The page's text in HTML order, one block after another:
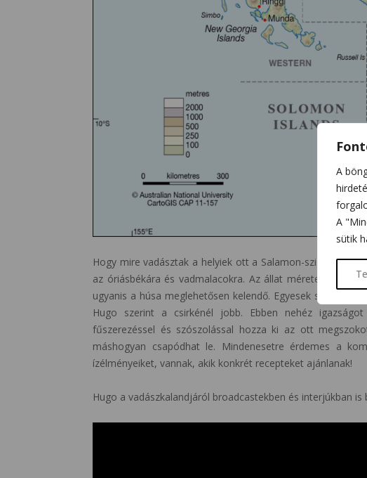
A
A
sütik
Hogy mire vadásztak a helyiek ott a Salamon-szigeteken,
az óriásbékára és vadmalacokra. Az állat mérete a
ugyanis a húsa meglehetősen kelendő. Egyesek szerint az
Hugo szerint a csirkénél jobb. Ebben nehéz
fűszerezéssel és szószolással hozza ki az ott
máshogyan csapódhat le. Mindenesetre érdemes a
ízélményeiket, vannak, akik konkrét recepteket ajánlanak!
Hugo a vadászkalandjáról broadcastekben és interjúkban is